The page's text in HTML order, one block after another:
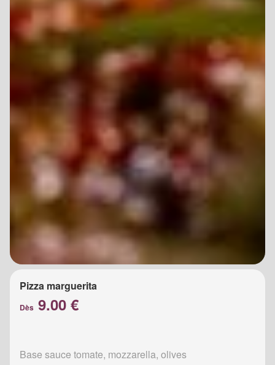
Pizza marguerita
Dès 9.00 €
Base sauce tomate, mozzarella, olives